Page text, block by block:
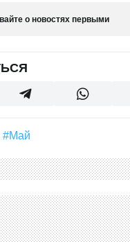
о новостях первыми
#Май